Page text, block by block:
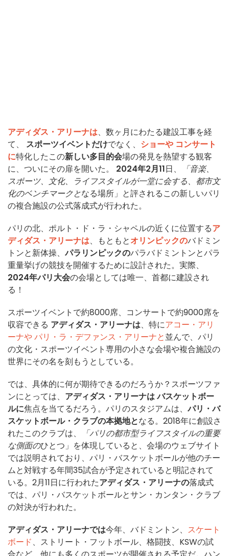
アディダス・アリーナは、数ヶ月にわたる建設工事を経
て、
スポーツイベントだけでなく、 ショーや コンサート
に特化したこの新しい多目的会場の発見を熱望する観客
に、ついにその扉を開いた。
2024年2月11日、
「音楽、
スポーツ、文化、ライフスタイルが一堂に会する、都市文
化のベンチマークとなる場所」と評されるこの新しいパリ
の複合施設の公式落成式が行われた。
パリの北、ポルト・ド・ラ・シャペルの近くに位置するア
ディダス・アリーナは、もともとオリンピックのバドミン
トンと新体操、パラリンピックのパラバドミントンとパラ
重量挙げの競技を開催するために設計された。実際、
2024年パリ大会の会場としては唯一、首都に建設され
る！
スポーツイベントで約8000席、コンサートで約9000席を
収容できる アディダス・アリーナは、特にアコー・アリ
ーナやパリ・ラ・デファンス・アリーナと並んで、パリ
の文化・スポーツイベント専用の小さな会場や複合施設の
世界にその名を刻もうとしている。
では、具体的に何が期待できるのだろうか？スポーツファ
ンにとっては、 アディダス・アリーナはバスケットボー
ルに焦点を当てるだろう。パリのスタジアムは、パリ・バ
スケットボール・クラブの本拠地となる。2018年に創設さ
れたこのクラブは、
「パリの都市型ライフスタイルの重要
な側面のひとつ」を体現していると、会場のウェブサイト
では説明されており、パリ・バスケットボールが他のチー
ムと対戦する年間35試合が予定されていると明記されて
いる。2月11日に行われたアディダス・アリーナの落成式
では、パリ・バスケットボールとサン・カンタン・クラブ
の対決が行われた。
アディダス・アリーナでは今年、バドミントン、 スケート
ボード、ストリート・フットボール、格闘技、KSWの試